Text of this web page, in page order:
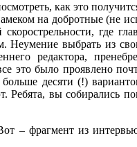
как это
на добротные
где
выбрать из
редактора,
это было проявлено
десяти (!)
Ребята, вы собирались
– фрагмент из